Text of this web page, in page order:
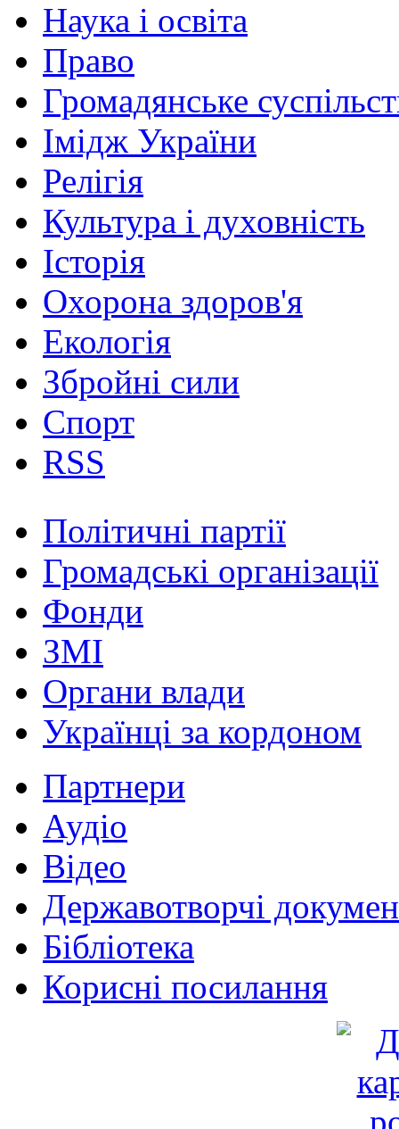
Наука і освіта
Право
Громадянське
Імідж України
Релігія
Культура і духовність
Історія
Охорона здоров'я
Екологія
Збройні сили
Спорт
RSS
Політичні партії
Громадські організації
Фонди
ЗМІ
Органи влади
Українці за кордоном
Партнери
Аудіо
Відео
Державотворчі
Бібліотека
Корисні посилання